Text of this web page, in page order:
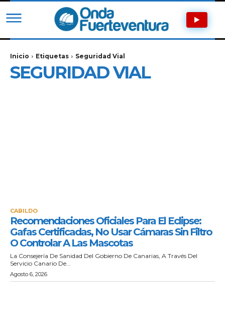
Inicio Etiquetas Seguridad Vial
SEGURIDAD VIAL
CABILDO
Recomendaciones Oficiales Para El Eclipse:
Gafas Certificadas, No Usar Cámaras Sin Filtro
O Controlar A Las Mascotas
La Consejería De Sanidad Del Gobierno De Canarias, A Través Del
Servicio Canario De...
Agosto 6, 2026